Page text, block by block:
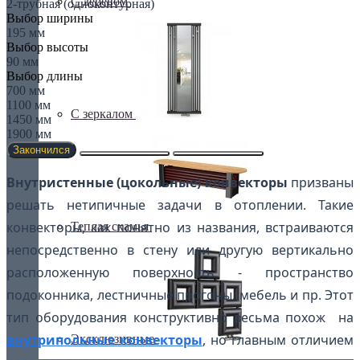
С зеркалом
Теплая скамья
Эксклюзивные
2-трубная (одноконтурная)
Выбор ширины
195 мм
Выбор высоты
90 мм
Выбор длины
700 мм
1100 мм
1450 мм
1900 мм
Закончился
Внутристенные (цокольные) конвекторы призваны
решать нетипичные задачи в отоплении. Такие
конвекторы, как понятно из названия, встраиваются
непосредственно в стену или другую вертикально
расположенную поверхность - пространство
подоконника, лестничные прогоны, мебель и пр. Этот
тип оборудования конструктивно весьма похож на
внутрипольные конвекторы, но главным отличием